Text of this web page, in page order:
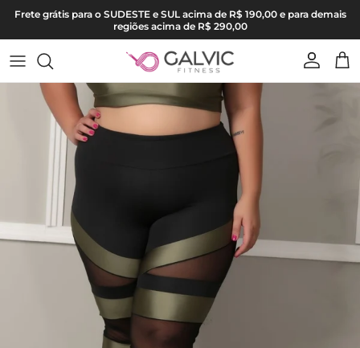
Pular para o conteúdo
Frete grátis para o SUDESTE e SUL acima de R$ 190,00 e para demais
regiões acima de R$ 290,00
Conta
Pular para as informações do produto